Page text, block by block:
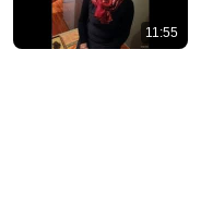
11:55